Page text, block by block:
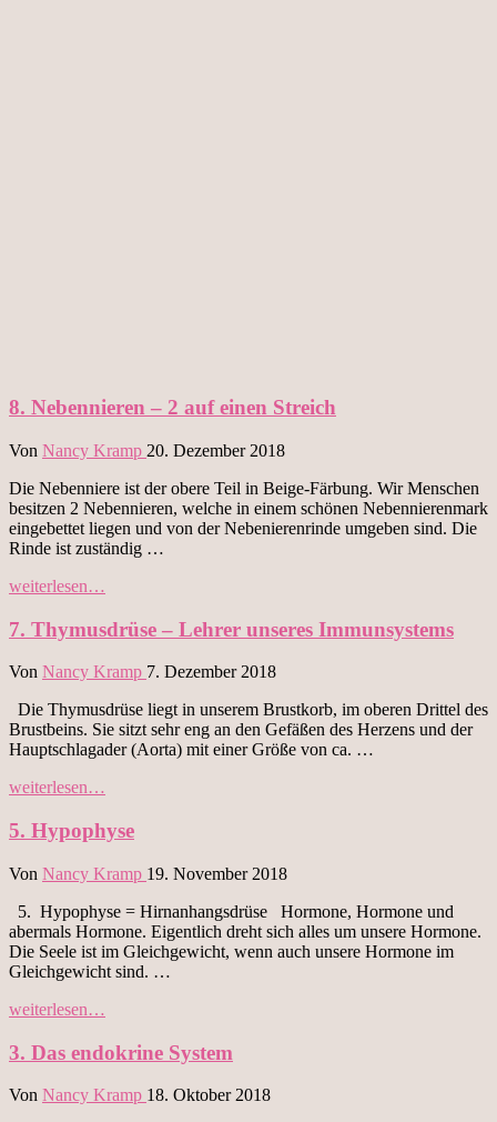
8. Nebennieren – 2 auf einen Streich
Von Nancy Kramp 20. Dezember 2018
Die Nebenniere ist der obere Teil in Beige-Färbung. Wir Menschen
besitzen 2 Nebennieren, welche in einem schönen Nebennierenmark
eingebettet liegen und von der Nebenierenrinde umgeben sind. Die
Rinde ist zuständig …
weiterlesen…
–
2
auf
einen
Streich“
7. Thymusdrüse – Lehrer unseres Immunsystems
Von Nancy Kramp 7. Dezember 2018
Die Thymusdrüse liegt in unserem Brustkorb, im oberen Drittel des
Brustbeins. Sie sitzt sehr eng an den Gefäßen des Herzens und der
Hauptschlagader (Aorta) mit einer Größe von ca. …
weiterlesen…
–
Lehrer
unseres
Immunsystems“
5. Hypophyse
Von Nancy Kramp 19. November 2018
5. Hypophyse = Hirnanhangsdrüse Hormone, Hormone und
abermals Hormone. Eigentlich dreht sich alles um unsere Hormone.
Die Seele ist im Gleichgewicht, wenn auch unsere Hormone im
Gleichgewicht sind. …
weiterlesen…
3. Das endokrine System
Von Nancy Kramp 18. Oktober 2018